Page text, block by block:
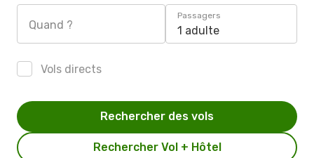
Quand ?
Passagers
1 adulte
Vols directs
Rechercher Vol + Hôtel
Rechercher des vols